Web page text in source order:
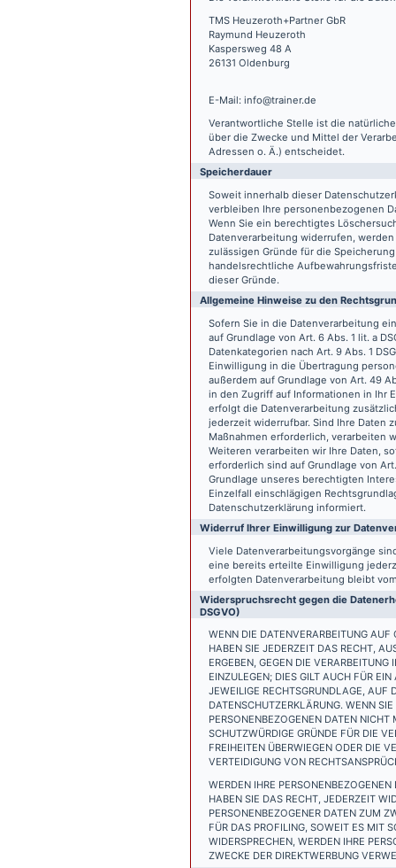
TMS Heuzeroth+Partner GbR
Raymund Heuzeroth
Kaspersweg 48 A
26131 Oldenburg
E-Mail: info@trainer.de
Verantwortliche Stelle ist die
über die Zwecke und Mittel der
Adressen o. Ä.) entscheidet.
Speicherdauer
Soweit innerhalb dieser
verbleiben Ihre personenbezogenen
Wenn Sie ein berechtigtes
Datenverarbeitung widerrufen,
zulässigen Gründe für die
handelsrechtliche
dieser Gründe.
Allgemeine Hinweise zu den
Sofern Sie in die Datenverarbeitung
auf Grundlage von Art. 6 Abs. 1 lit. a
Datenkategorien nach Art. 9 Abs. 1
Einwilligung in die Übertragung
außerdem auf Grundlage von Art. 49
in den Zugriff auf Informationen in Ihr
erfolgt die Datenverarbeitung
jederzeit widerrufbar. Sind Ihre Daten
Maßnahmen erforderlich, verarbeiten
Weiteren verarbeiten wir Ihre Daten,
erforderlich sind auf Grundlage von
Grundlage unseres berechtigten
Einzelfall einschlägigen
Datenschutzerklärung informiert.
Widerruf Ihrer Einwilligung zur
Viele Datenverarbeitungsvorgänge
eine bereits erteilte Einwilligung
erfolgten Datenverarbeitung bleibt
Widerspruchsrecht gegen die
DSGVO)
WENN DIE DATENVERARBEITUNG
HABEN SIE JEDERZEIT DAS RECHT,
ERGEBEN, GEGEN DIE
EINZULEGEN; DIES GILT AUCH FÜR
JEWEILIGE RECHTSGRUNDLAGE, AUF
DATENSCHUTZERKLÄRUNG. WENN
PERSONENBEZOGENEN DATEN
SCHUTZWÜRDIGE GRÜNDE FÜR DIE
FREIHEITEN ÜBERWIEGEN ODER DIE
VERTEIDIGUNG VON
WERDEN IHRE
HABEN SIE DAS RECHT, JEDERZEIT
PERSONENBEZOGENER DATEN ZUM
FÜR DAS PROFILING, SOWEIT ES MIT
WIDERSPRECHEN, WERDEN IHRE
ZWECKE DER DIREKTWERBUNG